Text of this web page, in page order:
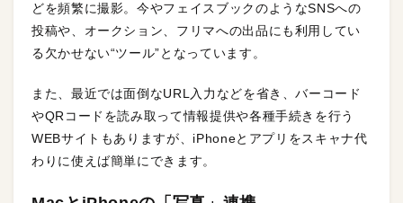
どを頻繁に撮影。今やフェイスブックのようなSNSへの
投稿や、オークション、フリマへの出品にも利用してい
る欠かせない“ツール”となっています。
また、最近では面倒なURL入力などを省き、バーコード
やQRコードを読み取って情報提供や各種手続きを行う
WEBサイトもありますが、iPhoneとアプリをスキャナ代
わりに使えば簡単にできます。